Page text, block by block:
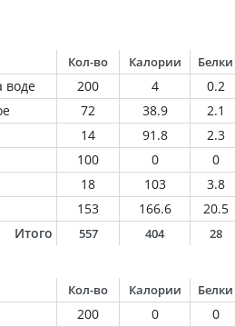
Кол-во Калории Белки
воде 200 4 0.2
72 38.9 2.1
14 91.8 2.3
100 0 0
18 103 3.8
153 166.6 20.5
Итого
557 404 28
Кол-во Калории Белки
200 0 0